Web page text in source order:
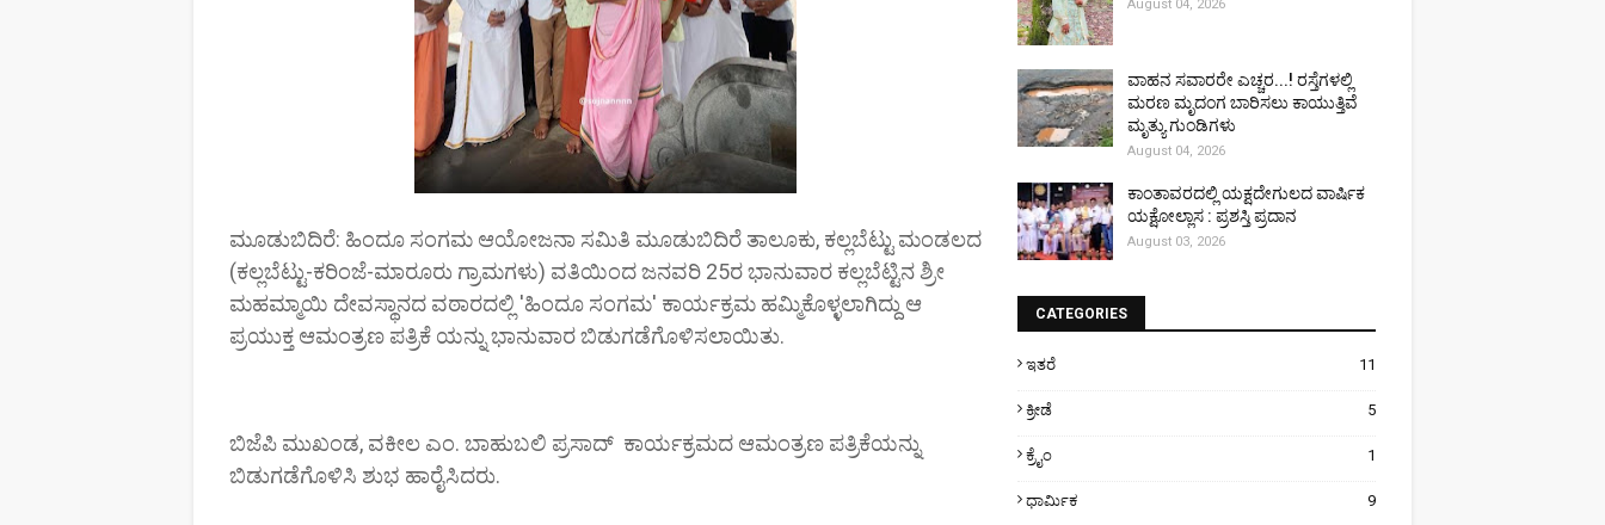
ಮೂಡುಬಿದಿರೆ: ಹಿಂದೂ ಸಂಗಮ ಆಯೋಜನಾ ಸಮಿತಿ ಮೂಡುಬಿದಿರೆ ತಾಲೂಕು, ಕಲ್ಲಬೆಟ್ಟು ಮಂಡಲದ
(ಕಲ್ಲಬೆಟ್ಟು-ಕರಿಂಜೆ-ಮಾರೂರು ಗ್ರಾಮಗಳು) ವತಿಯಿಂದ ಜನವರಿ 25ರ ಭಾನುವಾರ ಕಲ್ಲಬೆಟ್ಟಿನ ಶ್ರೀ
ಮಹಮ್ಮಾಯಿ ದೇವಸ್ಥಾನದ ವಠಾರದಲ್ಲಿ 'ಹಿಂದೂ ಸಂಗಮ' ಕಾರ್ಯಕ್ರಮ ಹಮ್ಮಿಕೊಳ್ಳಲಾಗಿದ್ದು ಆ
ಪ್ರಯುಕ್ತ ಆಮಂತ್ರಣ ಪತ್ರಿಕೆ ಯನ್ನು ಭಾನುವಾರ ಬಿಡುಗಡೆಗೊಳಿಸಲಾಯಿತು.
ಬಿಜೆಪಿ ಮುಖಂಡ, ವಕೀಲ ಎಂ. ಬಾಹುಬಲಿ ಪ್ರಸಾದ್ ಕಾರ್ಯಕ್ರಮದ ಆಮಂತ್ರಣ ಪತ್ರಿಕೆಯನ್ನು
ಬಿಡುಗಡೆಗೊಳಿಸಿ ಶುಭ ಹಾರೈಸಿದರು.
August 04, 2026
ವಾಹನ ಸವಾರರೇ ಎಚ್ಚರ...! ರಸ್ತೆಗಳಲ್ಲಿ
ಮರಣ ಮೃದಂಗ ಬಾರಿಸಲು ಕಾಯುತ್ತಿವೆ
ಮೃತ್ಯು ಗುಂಡಿಗಳು
August 04, 2026
ಕಾಂತಾವರದಲ್ಲಿ ಯಕ್ಷದೇಗುಲದ ವಾರ್ಷಿಕ
ಯಕ್ಷೋಲ್ಲಾಸ : ಪ್ರಶಸ್ತಿ ಪ್ರದಾನ
August 03, 2026
CATEGORIES
ಇತರೆ 11
ಕ್ರೀಡೆ 5
ಕ್ರೈಂ 1
ಧಾರ್ಮಿಕ 9